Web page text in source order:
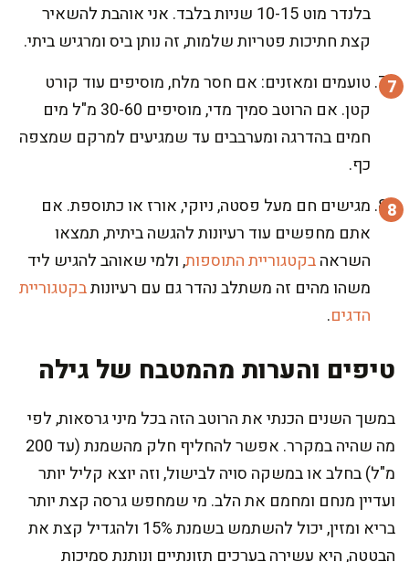
בלנדר מוט 10-15 שניות בלבד. אני אוהבת להשאיר
קצת חתיכות פטריות שלמות, זה נותן ביס ומרגיש ביתי.
טועמים ומאזנים: אם חסר מלח, מוסיפים עוד קורט
קטן. אם הרוטב סמיך מדי, מוסיפים 30-60 מ"ל מים
חמים בהדרגה ומערבבים עד שמגיעים למרקם שמצפה
כף.
מגישים חם מעל פסטה, ניוקי, אורז או כתוספת. אם
אתם מחפשים עוד רעיונות להגשה ביתית, תמצאו
השראהבקטגוריית התוספות, ולמי שאוהב להגיש ליד
משהו מהים זה משתלב נהדר גם עם רעיונותבקטגוריית
הדגים.
טיפים והערות מהמטבח של גילה
במשך השנים הכנתי את הרוטב הזה בכל מיני גרסאות, לפי
מה שהיה במקרר. אפשר להחליף חלק מהשמנת (עד 200
מ"ל) בחלב או במשקה סויה לבישול, וזה יוצא קליל יותר
ועדיין מנחם ומחמם את הלב. מי שמחפש גרסה קצת יותר
בריא ומזין, יכול להשתמש בשמנת 15% ולהגדיל קצת את
הבטטה, היא עשירה בערכים תזונתיים ונותנת סמיכות